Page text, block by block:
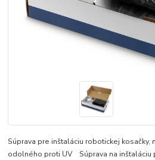
Súprava pre inštaláciu robotickej kosačky,
odolného proti UV Súprava na inštaláciu